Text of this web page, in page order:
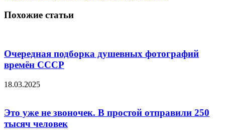
Похожие статьи
Очередная подборка душевных фотографий
времён СССР
18.03.2025
Это уже не звоночек. В простой отправили 250
тысяч человек